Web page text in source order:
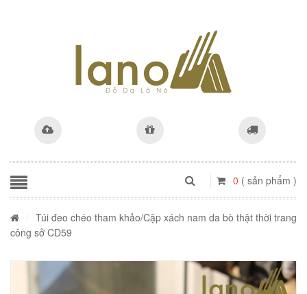
0 ( sản phẩm )
Túi đeo chéo tham khảo/Cặp xách nam da bò thật thời trang
công sở CD59